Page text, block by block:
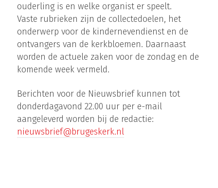
ouderling is en welke organist er speelt.
Vaste rubrieken zijn de collectedoelen, het
onderwerp voor de kindernevendienst en de
ontvangers van de kerkbloemen. Daarnaast
worden de actuele zaken voor de zondag en de
komende week vermeld.
Berichten voor de Nieuwsbrief kunnen tot
donderdagavond 22.00 uur per e-mail
aangeleverd worden bij de redactie:
nieuwsbrief@brugeskerk.nl